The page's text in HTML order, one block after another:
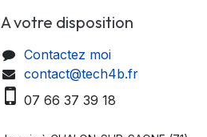
A votre disposition
Contactez moi
contact@tech4b.fr
07 66 37 39 18